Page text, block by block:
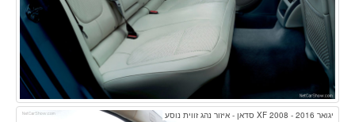
יגואר XF 2008 - 2016 סדאן - איזור נהג זווית נוסע